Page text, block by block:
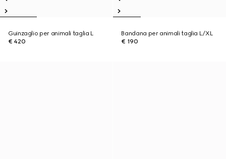
Guinzaglio per animali taglia L
€ 420
Bandana per animali taglia L/XL
€ 190